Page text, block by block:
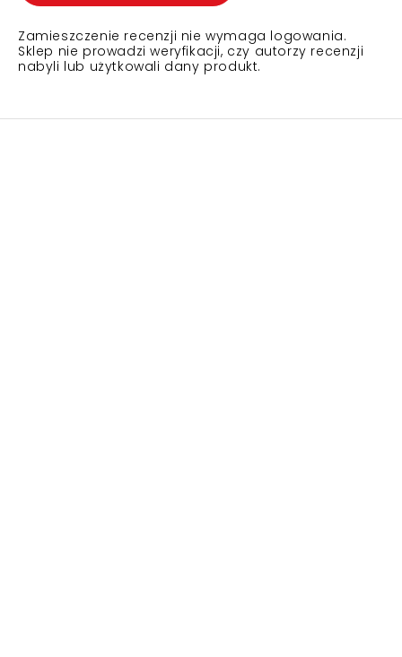
Zamieszczenie recenzji nie wymaga logowania.
Sklep nie prowadzi weryfikacji, czy autorzy recenzji
nabyli lub użytkowali dany produkt.